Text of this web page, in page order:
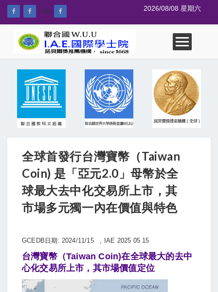
--%> 2026/08/08 星期六
全球首發行台灣寶幣（Taiwan
Coin) 是「亞元2.0」母幣於全
球最大去中化交易所上市，其
市場多元獨一內在價值與特色
GCEDB日期: 2024/11/15 , IAE 2025 05 15
台灣寶幣（Taiwan Coin)在全球最大的去中
心化交易所上市，其市場價值定位